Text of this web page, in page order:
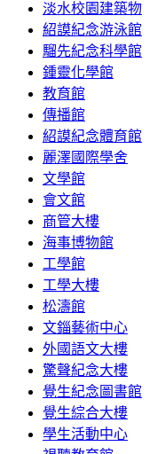
淡水校園建築物
紹謨紀念游泳館
騮先紀念科學館
鍾靈化學館
教育館
傳播館
紹謨紀念體育館
麗澤國際學舍
文學館
會文館
商管大樓
海事博物館
工學館
工學大樓
松濤館
文錙藝術中心
外國語文大樓
驚聲紀念大樓
覺生紀念圖書館
覺生綜合大樓
學生活動中心